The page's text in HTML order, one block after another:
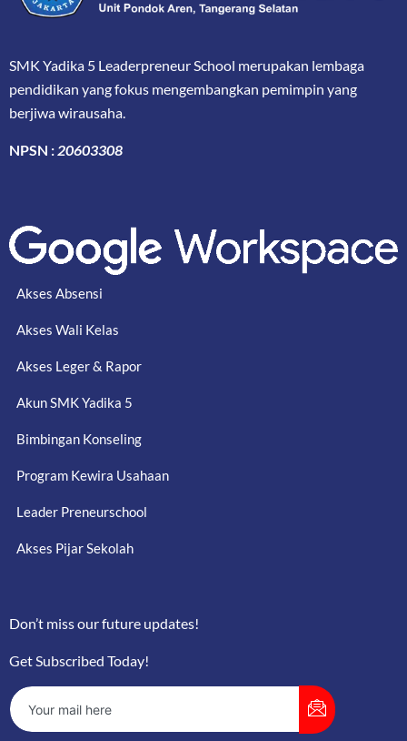
SMK Yadika 5 Leaderpreneur School merupakan lembaga
pendidikan yang fokus mengembangkan pemimpin yang
berjiwa wirausaha.
NPSN :20603308
Akses Absensi
Akses Wali Kelas
Akses Leger & Rapor
Akun SMK Yadika 5
Bimbingan Konseling
Program Kewira Usahaan
Leader Preneurschool
Akses Pijar Sekolah
Don’t miss our future updates!
Get Subscribed Today!